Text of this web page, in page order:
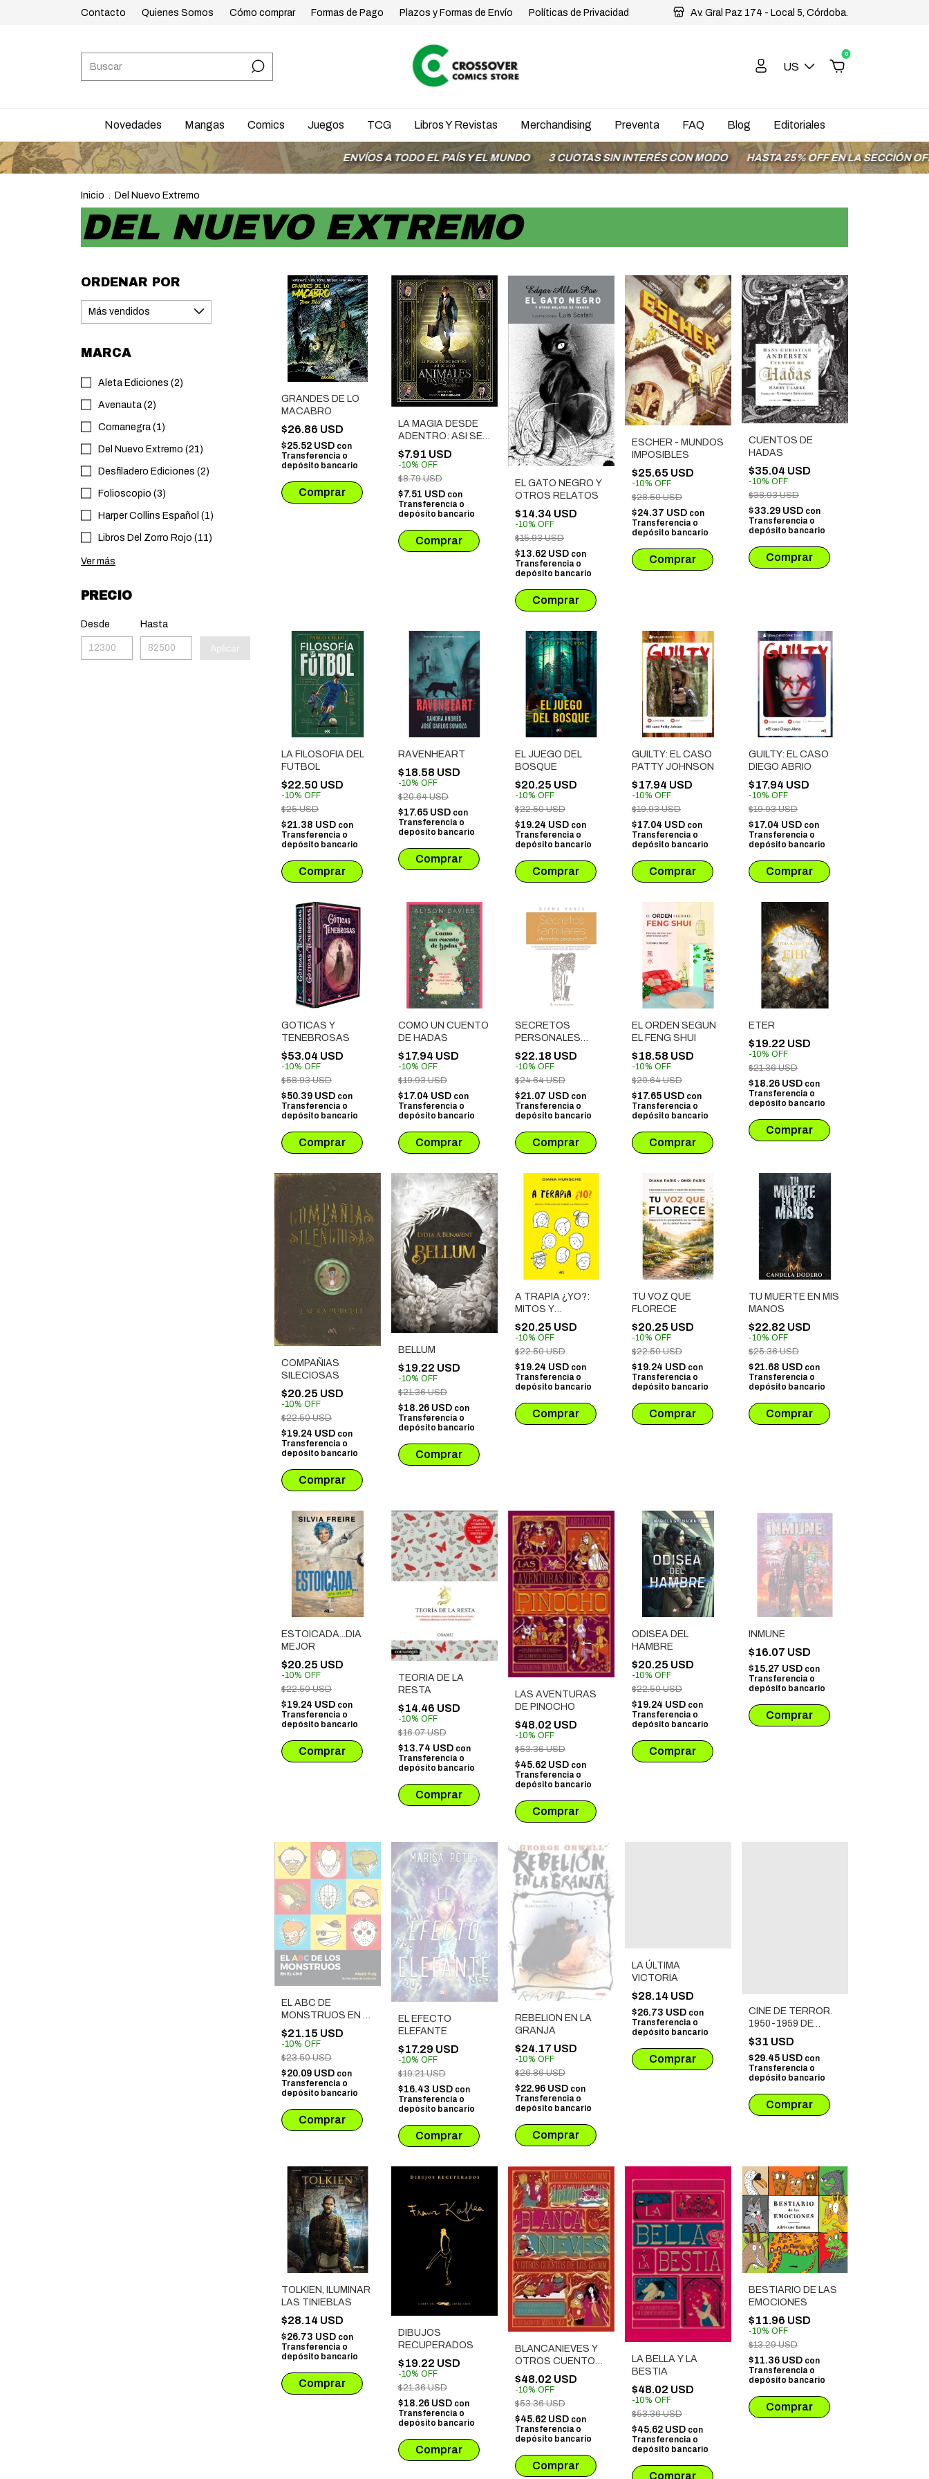
Contacto Quienes Somos Cómo comprar Formas de Pago Plazos y Formas de Envío Políticas de Privacidad Av. Gral Paz 174 - Local 5, Córdoba.
US
0
Novedades Mangas Comics Juegos TCG Libros Y Revistas Merchandising Preventa FAQ Blog Editoriales
ENVÍOS A TODO EL PAÍS Y EL MUNDO 3 CUOTAS SIN INTERÉS CON MODO HASTA 25% OFF EN LA SECCIÓN OFERTAS
Inicio . Del Nuevo Extremo
DEL NUEVO EXTREMO
ORDENAR POR
MARCA
Aleta Ediciones (2)
Avenauta (2)
Comanegra (1)
Del Nuevo Extremo (21)
Desfiladero Ediciones (2)
Folioscopio (3)
Harper Collins Español (1)
Libros Del Zorro Rojo (11)
Ver más
PRECIO
Desde Hasta
Aplicar
GRANDES DE LO
MACABRO
$26.86 USD
$25.52 USD con
Transferencia o
depósito bancario
LA MAGIA DESDE
ADENTRO: ASI SE
HIZO ANIMALES
FANTASTICOS Y
DONDE
ENCONTRARLOS
$7.91 USD
-10% OFF
$8.79 USD
$7.51 USD con
Transferencia o
depósito bancario
EL GATO NEGRO Y
OTROS RELATOS
$14.34 USD
-10% OFF
$15.93 USD
$13.62 USD con
Transferencia o
depósito bancario
ESCHER - MUNDOS
IMPOSIBLES
$25.65 USD
-10% OFF
$28.50 USD
$24.37 USD con
Transferencia o
depósito bancario
CUENTOS DE
HADAS
$35.04 USD
-10% OFF
$38.93 USD
$33.29 USD con
Transferencia o
depósito bancario
LA FILOSOFIA DEL
FUTBOL
$22.50 USD
-10% OFF
$25 USD
$21.38 USD con
Transferencia o
depósito bancario
RAVENHEART
$18.58 USD
-10% OFF
$20.64 USD
$17.65 USD con
Transferencia o
depósito bancario
EL JUEGO DEL
BOSQUE
$20.25 USD
-10% OFF
$22.50 USD
$19.24 USD con
Transferencia o
depósito bancario
GUILTY: EL CASO
PATTY JOHNSON
$17.94 USD
-10% OFF
$19.93 USD
$17.04 USD con
Transferencia o
depósito bancario
GUILTY: EL CASO
DIEGO ABRIO
$17.94 USD
-10% OFF
$19.93 USD
$17.04 USD con
Transferencia o
depósito bancario
GOTICAS Y
TENEBROSAS
$53.04 USD
-10% OFF
$58.93 USD
$50.39 USD con
Transferencia o
depósito bancario
COMO UN CUENTO
DE HADAS
$17.94 USD
-10% OFF
$19.93 USD
$17.04 USD con
Transferencia o
depósito bancario
SECRETOS
PERSONALES
¿DECRETOS
PERSONALES?
$22.18 USD
-10% OFF
$24.64 USD
$21.07 USD con
Transferencia o
depósito bancario
EL ORDEN SEGUN
EL FENG SHUI
$18.58 USD
-10% OFF
$20.64 USD
$17.65 USD con
Transferencia o
depósito bancario
ETER
$19.22 USD
-10% OFF
$21.36 USD
$18.26 USD con
Transferencia o
depósito bancario
COMPAÑIAS
SILECIOSAS
$20.25 USD
-10% OFF
$22.50 USD
$19.24 USD con
Transferencia o
depósito bancario
BELLUM
$19.22 USD
-10% OFF
$21.36 USD
$18.26 USD con
Transferencia o
depósito bancario
A TRAPIA ¿YO?:
MITOS Y
PREJUICIOS
SOBRE LA
PSICOLOGIA
$20.25 USD
-10% OFF
$22.50 USD
$19.24 USD con
Transferencia o
depósito bancario
TU VOZ QUE
FLORECE
$20.25 USD
-10% OFF
$22.50 USD
$19.24 USD con
Transferencia o
depósito bancario
TU MUERTE EN MIS
MANOS
$22.82 USD
-10% OFF
$25.36 USD
$21.68 USD con
Transferencia o
depósito bancario
ESTOICADA...DIA
MEJOR
$20.25 USD
-10% OFF
$22.50 USD
$19.24 USD con
Transferencia o
depósito bancario
TEORIA DE LA
RESTA
$14.46 USD
-10% OFF
$16.07 USD
$13.74 USD con
Transferencia o
depósito bancario
LAS AVENTURAS
DE PINOCHO
$48.02 USD
-10% OFF
$53.36 USD
$45.62 USD con
Transferencia o
depósito bancario
ODISEA DEL
HAMBRE
$20.25 USD
-10% OFF
$22.50 USD
$19.24 USD con
Transferencia o
depósito bancario
INMUNE
$16.07 USD
$15.27 USD con
Transferencia o
depósito bancario
EL ABC DE
MONSTRUOS EN EL
CINE
$21.15 USD
-10% OFF
$23.50 USD
$20.09 USD con
Transferencia o
depósito bancario
EL EFECTO
ELEFANTE
$17.29 USD
-10% OFF
$19.21 USD
$16.43 USD con
Transferencia o
depósito bancario
REBELION EN LA
GRANJA
$24.17 USD
-10% OFF
$26.86 USD
$22.96 USD con
Transferencia o
depósito bancario
LA ÚLTIMA
VICTORIA
$28.14 USD
$26.73 USD con
Transferencia o
depósito bancario
CINE DE TERROR.
1950-1959 DE
ENTRE LOS
MUERTOS
$31 USD
$29.45 USD con
Transferencia o
depósito bancario
TOLKIEN, ILUMINAR
LAS TINIEBLAS
$28.14 USD
$26.73 USD con
Transferencia o
depósito bancario
DIBUJOS
RECUPERADOS
$19.22 USD
-10% OFF
$21.36 USD
$18.26 USD con
Transferencia o
depósito bancario
BLANCANIEVES Y
OTROS CUENTOS
DE LOS HERMANOS
GRIMM
$48.02 USD
-10% OFF
$53.36 USD
$45.62 USD con
Transferencia o
depósito bancario
LA BELLA Y LA
BESTIA
$48.02 USD
-10% OFF
$53.36 USD
$45.62 USD con
Transferencia o
depósito bancario
BESTIARIO DE LAS
EMOCIONES
$11.96 USD
-10% OFF
$13.29 USD
$11.36 USD con
Transferencia o
depósito bancario